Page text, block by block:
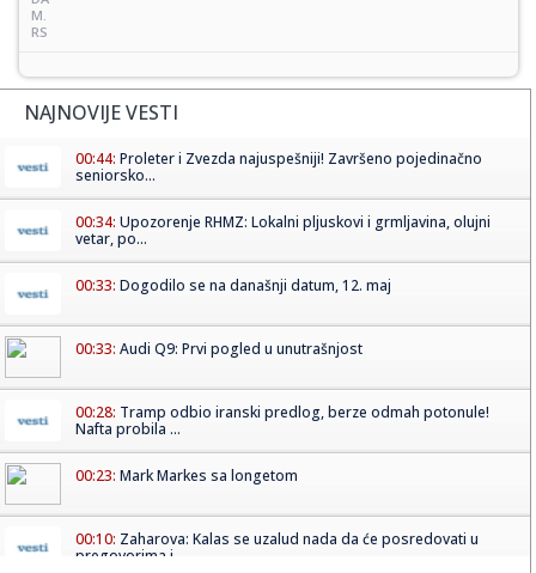
M.
RS
NAJNOVIJE VESTI
00:44: Proleter i Zvezda najuspešniji! Završeno pojedinačno
seniorsko...
00:34: Upozorenje RHMZ: Lokalni pljuskovi i grmljavina, olujni
vetar, po...
00:33: Dogodilo se na današnji datum, 12. maj
00:33: Audi Q9: Prvi pogled u unutrašnjost
00:28: Tramp odbio iranski predlog, berze odmah potonule!
Nafta probila ...
00:23: Mark Markes sa longetom
00:10: Zaharova: Kalas se uzalud nada da će posredovati u
pregovorima i...